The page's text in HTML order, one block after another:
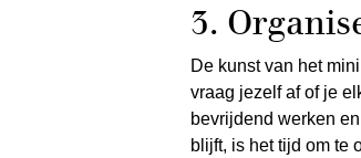
3.
De kunst van het
vraag jezelf af of je
bevrijdend werken
blijft, is het tijd om te